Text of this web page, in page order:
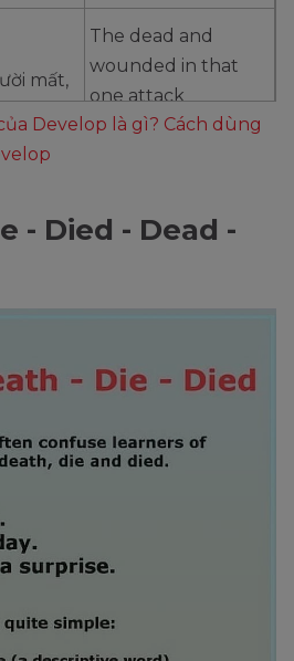
mất,
thái
The dead and
wounded in that
one attack
amounted to 6000.
cuộc tấn công lên
tới 6000.)
sự
đoàn đã trả lại phán
tai nạn.)
Develop là gì? Cách dùng
- Died - Dead -